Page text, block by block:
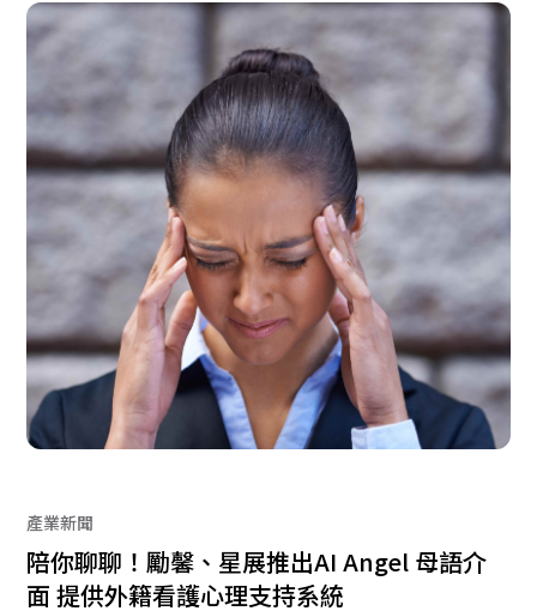
產業新聞
陪你聊聊！勵馨、星展推出AI Angel 母語介
面 提供外籍看護心理支持系統